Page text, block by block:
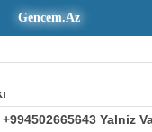
Gencem.Az
+994502665643 Yalniz